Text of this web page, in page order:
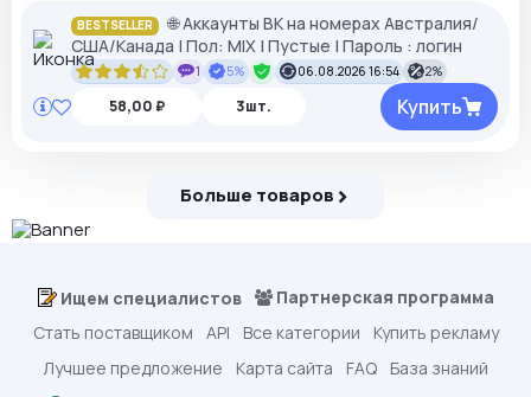
BESTSELLER
🌐 Аккаунты ВК на номерах Австралия/
США/Канада | Пол: MIX | Пустые | Пароль : логин
1 5% 06.08.2026 16:54 2%
58,00 ₽ 3шт. Купить
Больше товаров
Ищем специалистов
Партнерская программа
Стать поставщиком
API Все категории
Купить рекламу
Лучшее предложение
Карта сайта FAQ
База знаний